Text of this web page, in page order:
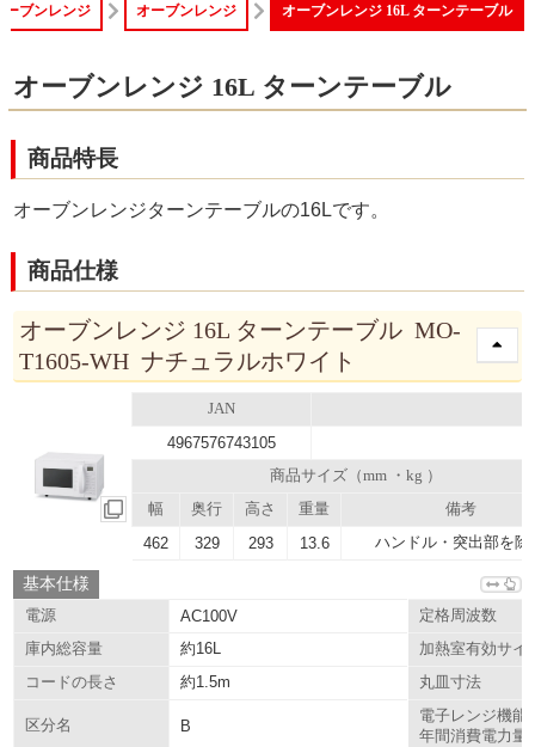
ーブンレンジ オーブンレンジ オーブンレンジ 16L ターンテーブル
オーブンレンジ 16L ターンテーブル
商品特長
オーブンレンジターンテーブルの16Lです。
商品仕様
オーブンレンジ 16L ターンテーブル MO-
T1605-WH ナチュラルホワイト
JAN
4967576743105
商品サイズ（mm ・kg ）
幅
奥行 高さ 重量 備考
462 329 293 13.6 ハンドル・突出部を除
基本仕様
電源 AC100V
定格周波数
庫内総容量
約16L
加熱室有効サイ
コードの長さ
約1.5m 丸皿寸法
区分名 B
電子レンジ機能
年間消費電力量